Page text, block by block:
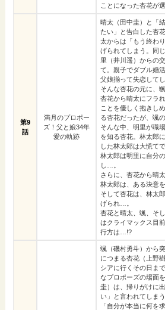
ことになった杏花が
第9
話
満月のプロポー
ズ！父と娘34年
愛の軌跡
晴太（田中圭）と「
たい」と告白した杏
太からは「もう終わ
げられてしまう。同
里（井川遥）からの
て。親子でダブル婚
父娘揃って失恋して
そんな杏花の元に、
杏花から晴太にフラ
ことを優しく抱きし
る杏花だったが、颯
そんな中、明里が職
を知る杏花。林太郎
した林太郎は大慌て
林太郎は明里に自分
し…。
さらに、杏花から晴
林太郎は、ある決意
そして杏花は、林太
げられ…。
杏花と晴太、颯、そ
はクライマックス目
行方は…!?
颯（磯村勇斗）から
につまる杏花（上野
シアに行くその日ま
なプロポーズの場面
圭）は、帰りがけに
い」と言われてしまう
「自分が本当に何を